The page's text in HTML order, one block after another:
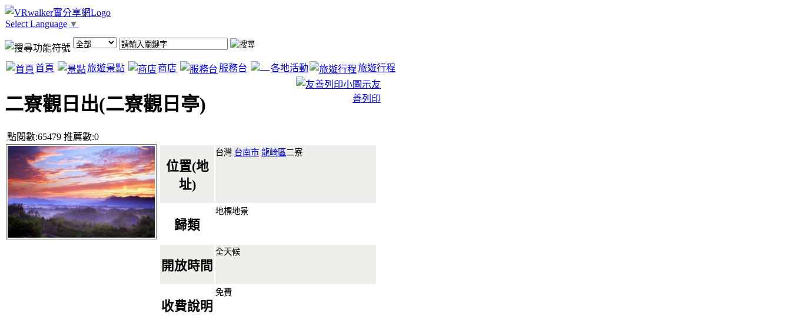
Select Language ▼
首頁 旅遊景點 商店 服務台 各地活動 旅遊行程
二寮觀日出(二寮觀日亭)
點閱數:65479 推薦數:0
友
善列印
位置(地
址)
台灣. 台南市 龍崎區二寮
歸類
地標地景
開放時間
全天候
收費說明
免費